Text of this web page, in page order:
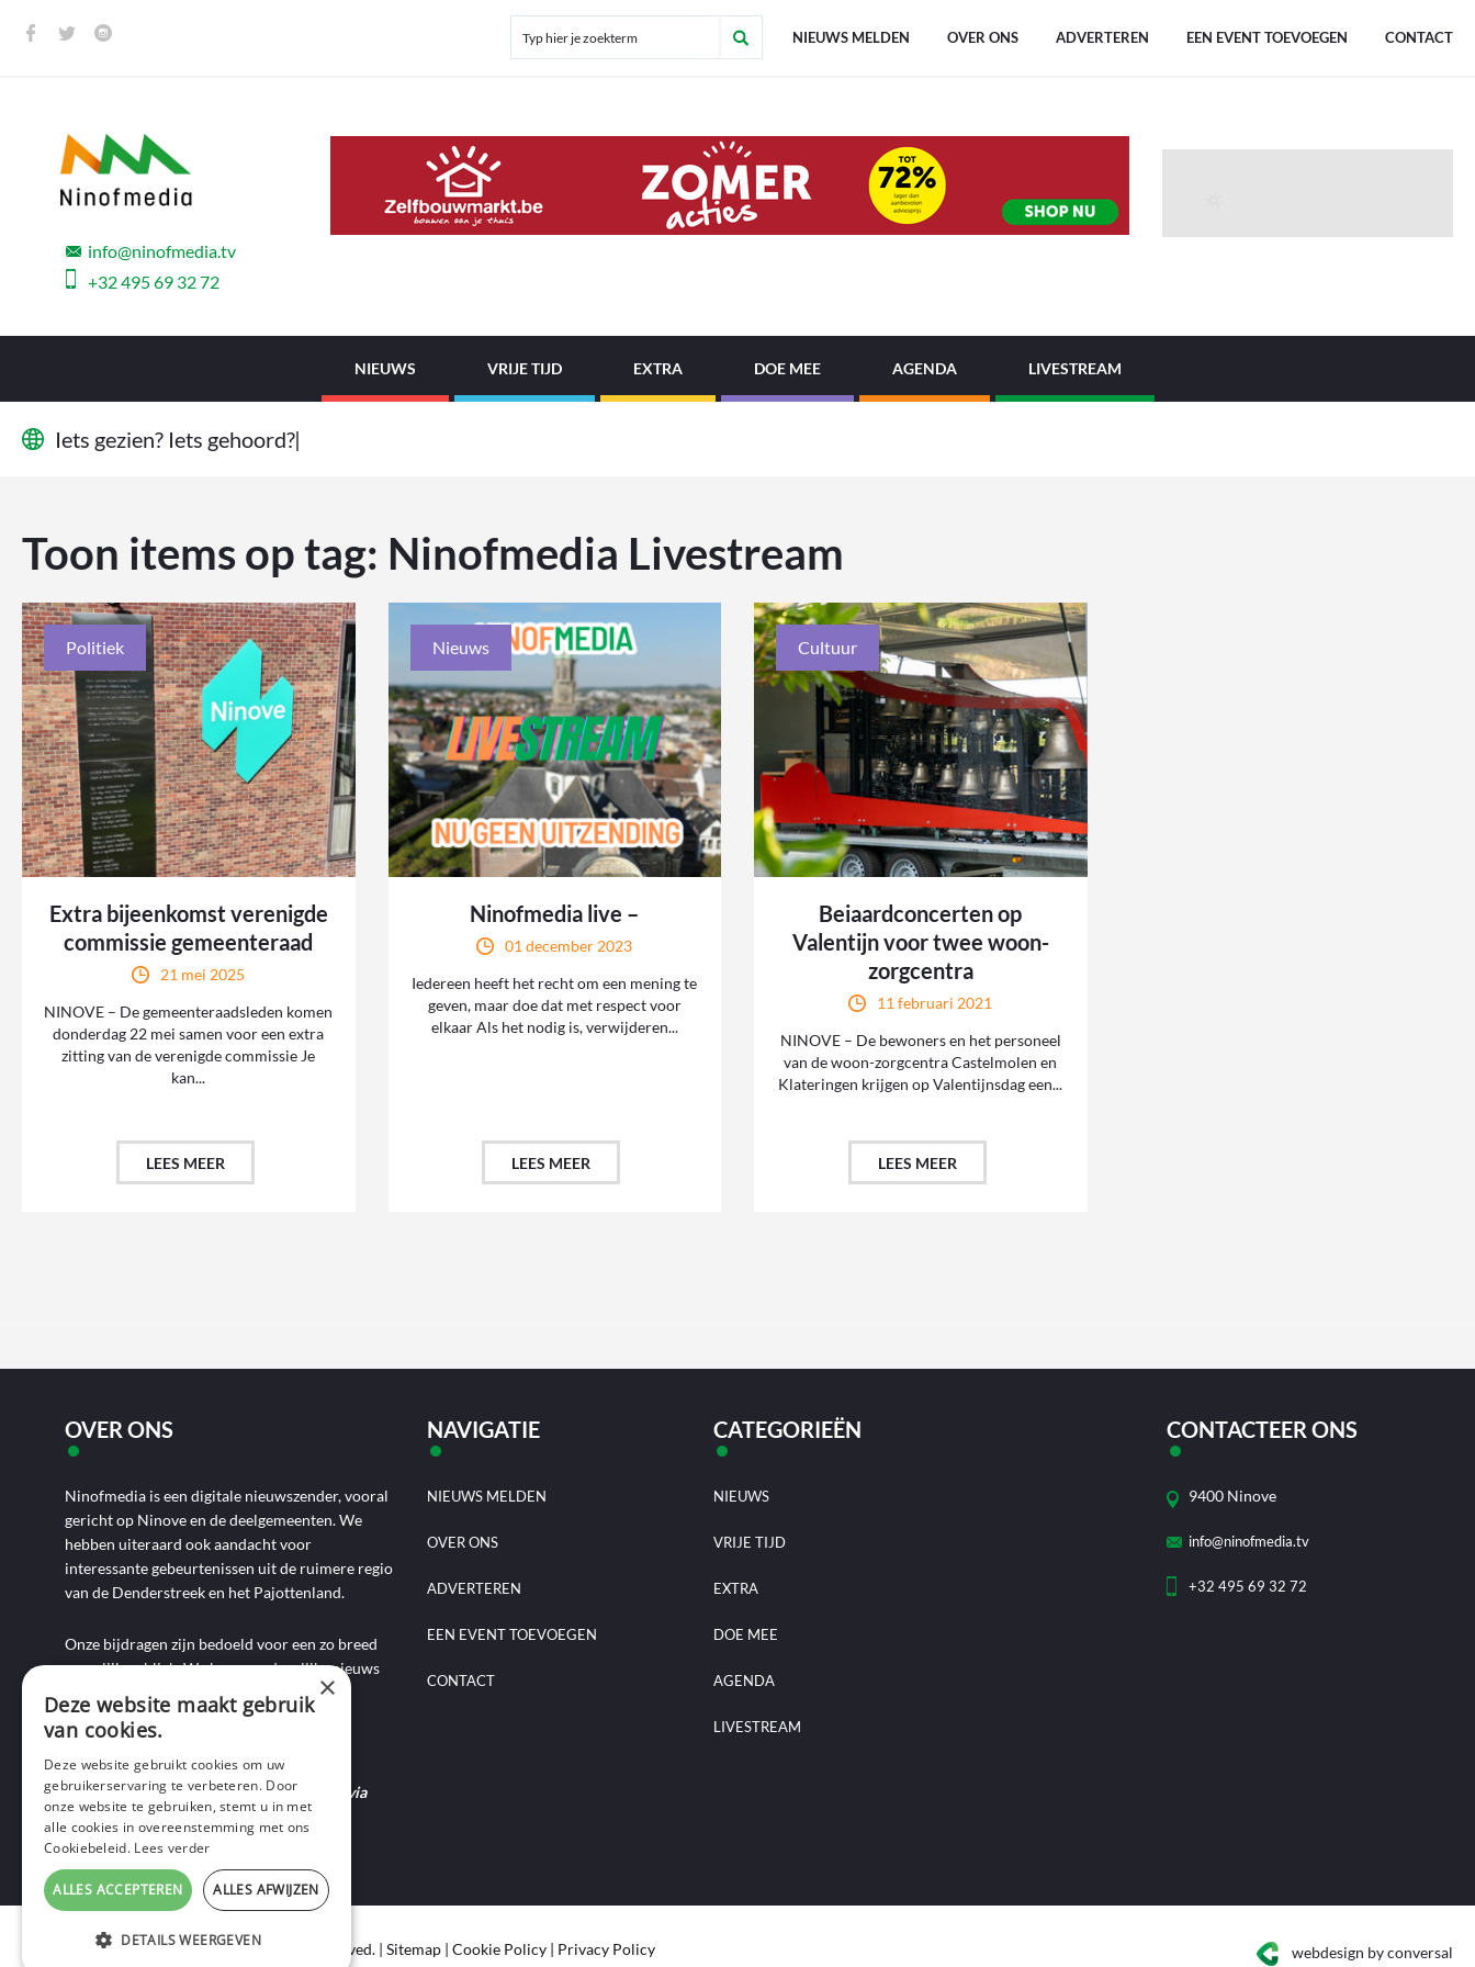
NIEUWS MELDEN OVER ONS ADVERTEREN EEN EVENT TOEVOEGEN CONTACT
info@ninofmedia.tv
+32 495 69 32 72
NIEUWS VRIJE TIJD EXTRA DOE MEE AGENDA LIVESTREAM
Iets gezien? Iets gehoord?
Toon items op tag: Ninofmedia Livestream
Politiek
Extra bijeenkomst verenigde
commissie gemeenteraad
21 mei 2025
NINOVE – De gemeenteraadsleden komen
donderdag 22 mei samen voor een extra
zitting van de verenigde commissie Je
kan...
LEES MEER
Nieuws
Ninofmedia live –
01 december 2023
Iedereen heeft het recht om een mening te
geven, maar doe dat met respect voor
elkaar Als het nodig is, verwijderen...
LEES MEER
Cultuur
Beiaardconcerten op
Valentijn voor twee woon-
zorgcentra
11 februari 2021
NINOVE – De bewoners en het personeel
van de woon-zorgcentra Castelmolen en
Klateringen krijgen op Valentijnsdag een...
LEES MEER
OVER ONS
Ninofmedia is een digitale nieuwszender, vooral
gericht op Ninove en de deelgemeenten. We
hebben uiteraard ook aandacht voor
interessante gebeurtenissen uit de ruimere regio
van de Denderstreek en het Pajottenland.
Onze bijdragen zijn bedoeld voor een zo breed
mogelijk publiek. We brengen dagelijks nieuws
aan de hand van artikels, foto-, audio- en
videoverslagen, interviews, reportages en
commentaarstukken.
Heb je nieuws te melden? Contacteer ons via
mail of bel ons op 0495-69 32 72.
NAVIGATIE
NIEUWS MELDEN
OVER ONS
ADVERTEREN
EEN EVENT TOEVOEGEN
CONTACT
CATEGORIEËN
NIEUWS
VRIJE TIJD
EXTRA
DOE MEE
AGENDA
LIVESTREAM
CONTACTEER ONS
9400 Ninove
info@ninofmedia.tv
+32 495 69 32 72
Copyright © 2020 Ninof Media. All Rights Reserved. | Sitemap | Cookie Policy | Privacy Policy webdesign by conversal
×
Deze website maakt gebruik
van cookies.
Deze website gebruikt cookies om uw
gebruikerservaring te verbeteren. Door
onze website te gebruiken, stemt u in met
alle cookies in overeenstemming met ons
Cookiebeleid. Lees verder
ALLES ACCEPTEREN ALLES AFWIJZEN
DETAILS WEERGEVEN